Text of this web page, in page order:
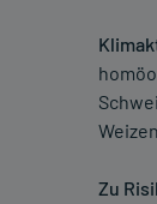
Zu